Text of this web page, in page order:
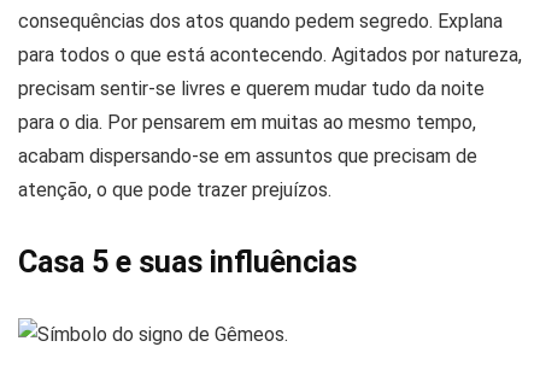
consequências dos atos quando pedem segredo. Explana
para todos o que está acontecendo. Agitados por natureza,
precisam sentir-se livres e querem mudar tudo da noite
para o dia. Por pensarem em muitas ao mesmo tempo,
acabam dispersando-se em assuntos que precisam de
atenção, o que pode trazer prejuízos.
Casa 5 e suas influências